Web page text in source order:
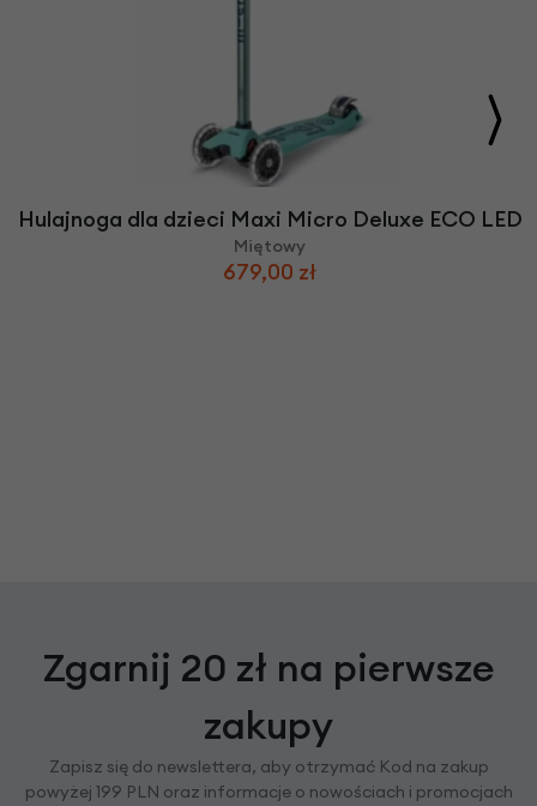
Hulajnoga dla dzieci Maxi Micro Deluxe ECO LED
Miętowy
679,00 zł
Zgarnij 20 zł na pierwsze
zakupy
Zapisz się do newslettera, aby otrzymać Kod na zakup
powyżej 199 PLN oraz informacje o nowościach i promocjach